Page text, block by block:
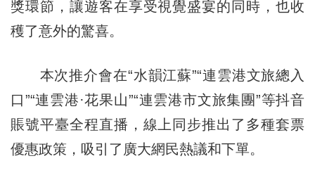
獎環節，讓遊客在享受視覺盛宴的同時，也收
穫了意外的驚喜。
本次推介會在“水韻江蘇”“連雲港文旅總入
口”“連雲港·花果山”“連雲港市文旅集團”等抖音
賬號平臺全程直播，線上同步推出了多種套票
優惠政策，吸引了廣大網民熱議和下單。